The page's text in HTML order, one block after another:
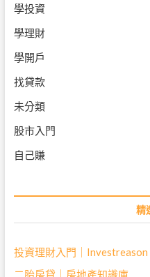
學投資
學理財
學開戶
找貸款
未分類
股市入門
自己賺
精
投資理財入門｜Investreason
二胎房貸｜房地產知識庫